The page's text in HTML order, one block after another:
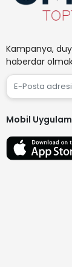
Kampanya,
haberdar
Mobil